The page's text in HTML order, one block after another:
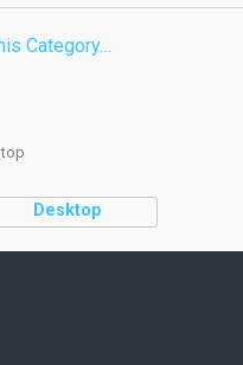
Category…
Desktop